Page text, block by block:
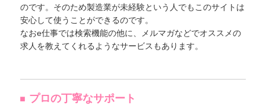
のです。そのため製造業が未経験という人でもこのサイトは
安心して使うことができるのです。
なおe仕事では検索機能の他に、メルマガなどでオススメの
求人を教えてくれるようなサービスもあります。
プロの丁寧なサポート